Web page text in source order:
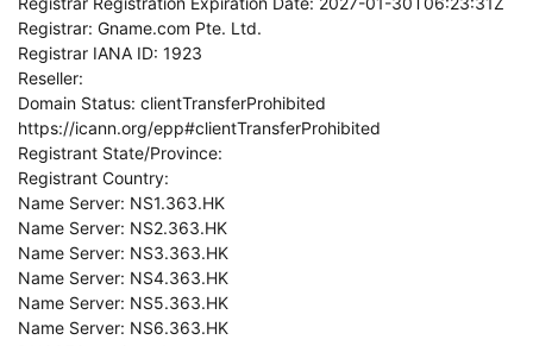
Registrar: Gname.com Pte. Ltd.
Registrar IANA ID: 1923
Reseller:
Domain Status: clientTransferProhibited
https://icann.org/epp#clientTransferProhibited
Registrant State/Province:
Registrant Country:
Name Server: NS1.363.HK
Name Server: NS2.363.HK
Name Server: NS3.363.HK
Name Server: NS4.363.HK
Name Server: NS5.363.HK
Name Server: NS6.363.HK